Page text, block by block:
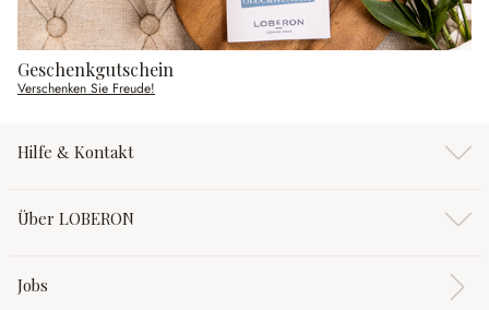
Geschenkgutschein
Verschenken Sie Freude!
Hilfe & Kontakt
Über LOBERON
Jobs